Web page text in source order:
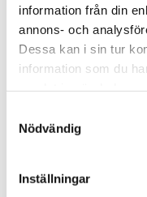
information från din
annons- och
Dessa kan i sin tur
information som du
Nödvändig
Inställningar
Kalendarium
Viktiga
Medlemsrabatter